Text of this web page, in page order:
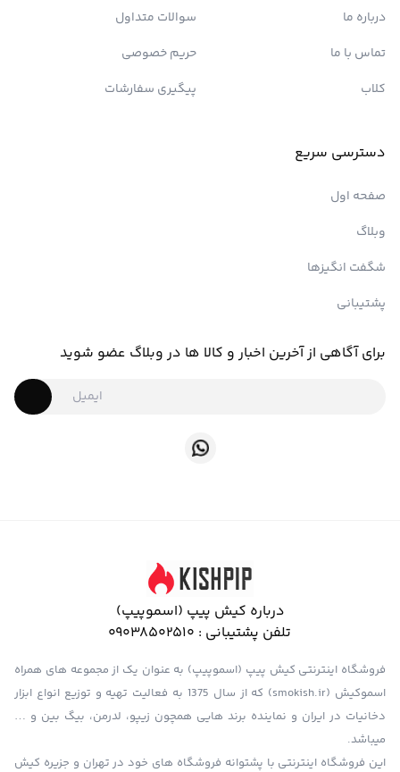
درباره ما
تماس با ما
کلاب
سوالات متداول
حریم خصوصی
پیگیری سفارشات
دسترسی سریع
صفحه اول
وبلاگ
شگفت انگیزها
پشتیبانی
برای آگاهی از آخرین اخبار و کالا ها در وبلاگ عضو شوید
درباره کیش پیپ (اسموپیپ)
تلفن پشتیبانی : 09038502510
فروشگاه اینترنتی کیش پیپ (اسموپیپ) به عنوان یک از مجموعه های همراه
اسموکیش (smokish.ir) که از سال 1375 به فعالیت تهیه و توزیع انواع ابزار
دخانیات در ایران و نماینده برند هایی همچون زیپو، لدرمن، بیگ بین و …
میباشد.
این فروشگاه اینترنتی با پشتوانه فروشگاه های خود در تهران و جزیره کیش